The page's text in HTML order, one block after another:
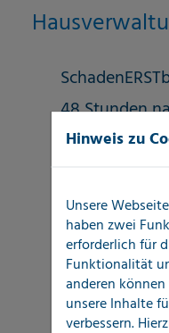
48 Stunden
100-
Leckagen
Detaillierte
Hinweis zu
Unsere
haben zwei
erforderlich für
Funktionalität
anderen
unsere Inhalte
verbessern.